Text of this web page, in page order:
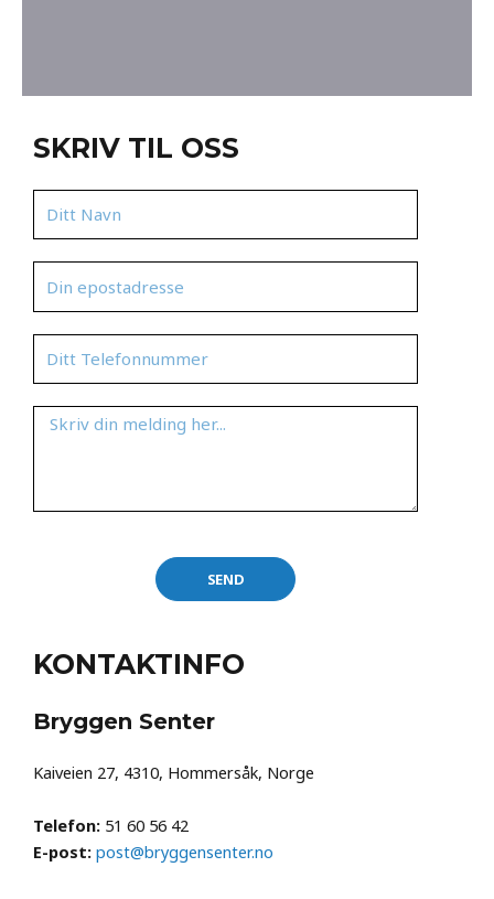
SKRIV TIL OSS
SEND
KONTAKTINFO​
Bryggen Senter
Kaiveien 27, 4310, Hommersåk, Norge
Telefon: 51 60 56 42
E-post: post@bryggensenter.no